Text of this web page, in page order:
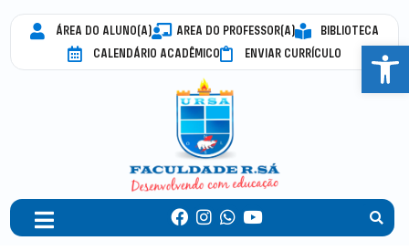
ÁREA DO ALUNO(A) AREA DO PROFESSOR(A)
BIBLIOTECA
CALENDÁRIO ACADÊMICO
ENVIAR CURRÍCULO Abrir